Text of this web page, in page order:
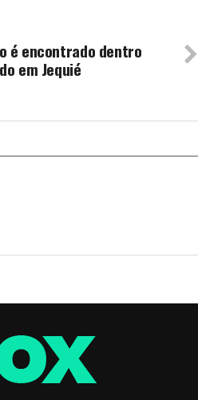
é encontrado dentro
em Jequié